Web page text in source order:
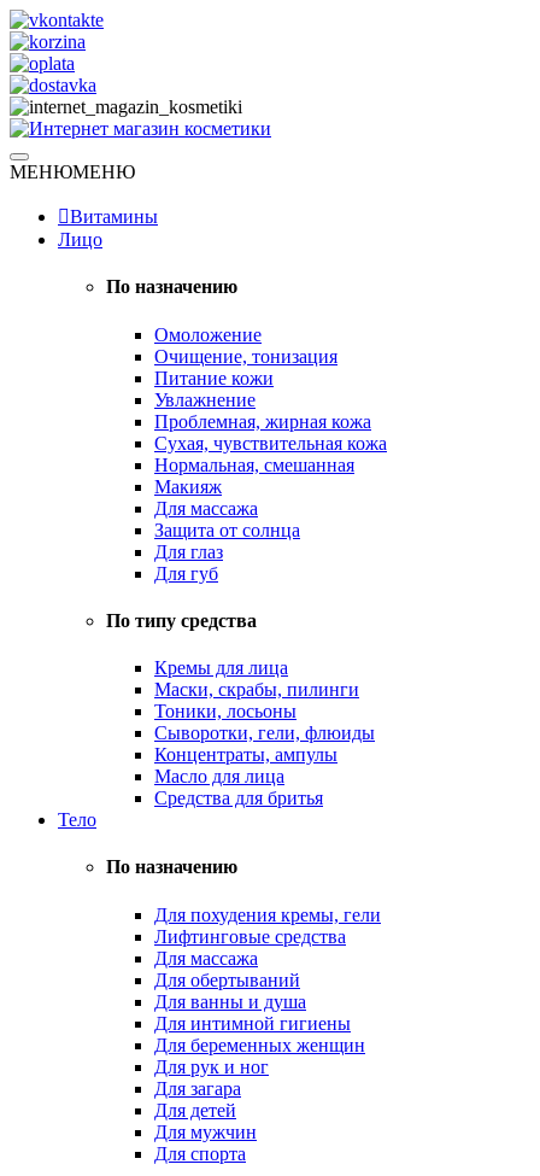
Skip
to
content
Интернет магазин косметики
Натуральная косметика
МЕНЮМЕНЮ
Витамины
Лицо
По назначению
Омоложение
Очищение, тонизация
Питание кожи
Увлажнение
Проблемная, жирная кожа
Сухая, чувствительная кожа
Нормальная, смешанная
Макияж
Для массажа
Защита от солнца
Для глаз
Для губ
По типу средства
Кремы для лица
Маски, скрабы, пилинги
Тоники, лосьоны
Сыворотки, гели, флюиды
Концентраты, ампулы
Масло для лица
Средства для бритья
Тело
По назначению
Для похудения кремы, гели
Лифтинговые средства
Для массажа
Для обертываний
Для ванны и душа
Для интимной гигиены
Для беременных женщин
Для рук и ног
Для загара
Для детей
Для мужчин
Для спорта